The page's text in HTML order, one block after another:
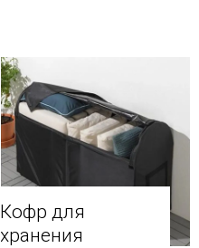
Кофр для
хранения